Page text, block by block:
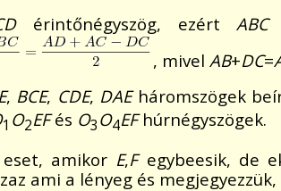
érintőnégyszög, ezértABC
, mivel AB+DC=
, BCE, CDE, DAEháromszögek
1 O2EFés O3O4EFhúrnégyszögek.
amikor E,Fegybeesik, de
ami a lényeg és